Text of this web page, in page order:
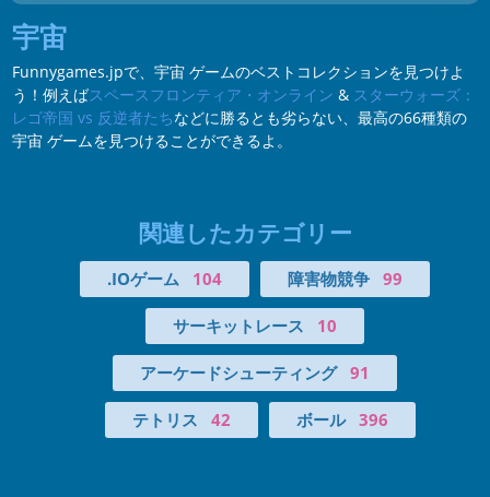
宇宙
Funnygames.jpで、宇宙 ゲームのベストコレクションを見つけよ
う！例えばスペースフロンティア・オンライン & スターウォーズ：
レゴ帝国 vs 反逆者たちなどに勝るとも劣らない、最高の66種類の
宇宙 ゲームを見つけることができるよ。
関連したカテゴリー
.IOゲーム 104 障害物競争 99
サーキットレース 10
アーケードシューティング 91
テトリス 42 ボール 396